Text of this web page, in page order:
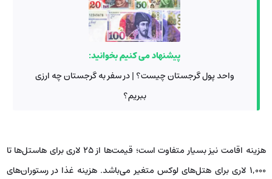
پیشنهاد می کنیم بخوانید:
واحد پول گرجستان چیست؟ | در سفر به گرجستان چه ارزی
ببریم؟
هزینه اقامت نیز بسیار متفاوت است؛ قیمت‌ها از 25 لاری برای هاستل‌ها تا
1,000 لاری برای هتل‌های لوکس متغیر می‌باشد. هزینه غذا در رستوران‌های